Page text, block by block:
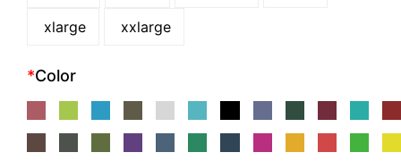
xlarge xxlarge
*Color